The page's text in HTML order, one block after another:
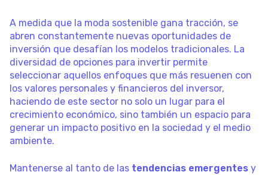
A medida que la moda sostenible gana tracción, se
abren constantemente nuevas oportunidades de
inversión que desafían los modelos tradicionales. La
diversidad de opciones para invertir permite
seleccionar aquellos enfoques que más resuenen con
los valores personales y financieros del inversor,
haciendo de este sector no solo un lugar para el
crecimiento económico, sino también un espacio para
generar un impacto positivo en la sociedad y el medio
ambiente.
Mantenerse al tanto de las tendencias emergentes y